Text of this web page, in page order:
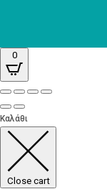
0
Καλάθι
Close cart